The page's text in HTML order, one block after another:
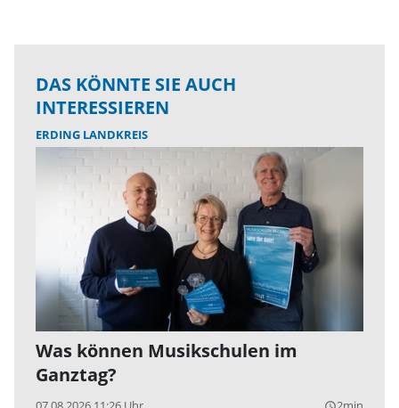
DAS KÖNNTE SIE AUCH
INTERESSIEREN
ERDING LANDKREIS
Was können Musikschulen im
Ganztag?